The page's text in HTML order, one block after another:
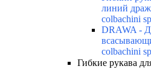
линий
colbachini
DRAWA -
colbachini
Гибкие рукава